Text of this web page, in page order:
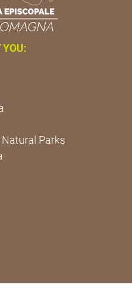
Parks
Facebook profile
Romagna YouTube profile
Romagna Twitter
Emilia-Romagna